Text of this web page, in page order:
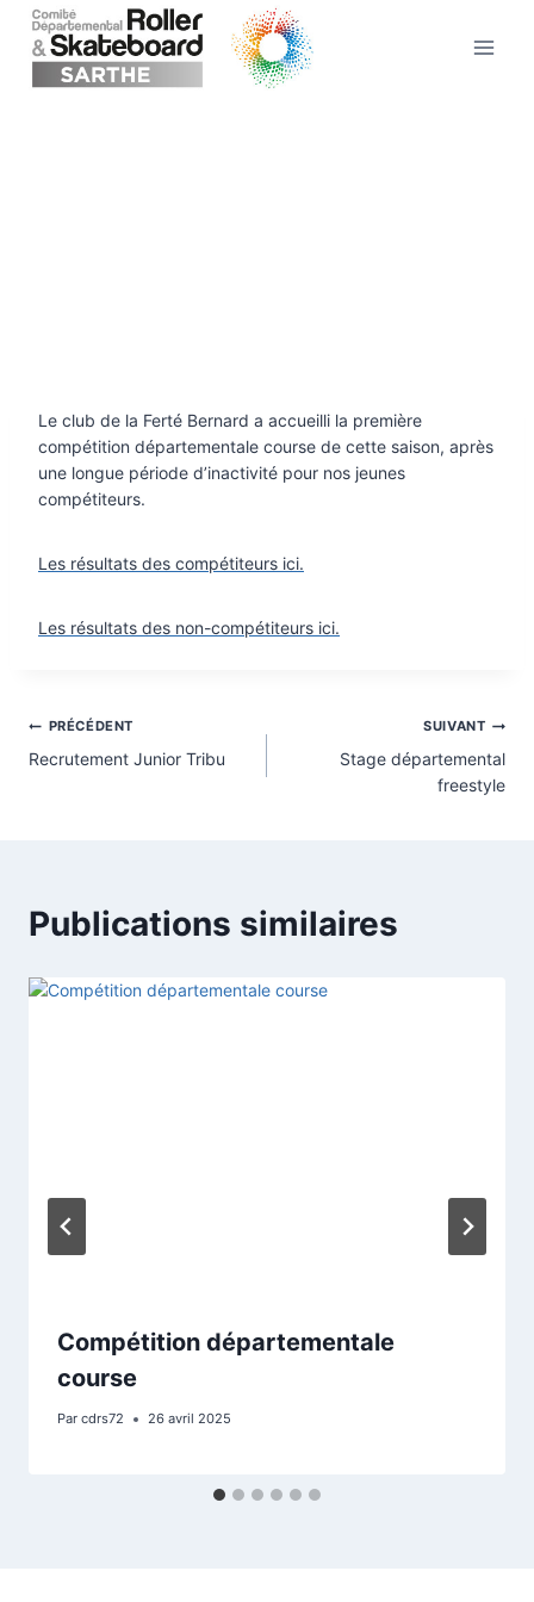
Aller
contenu
Le club de la Ferté Bernard a accueilli la première
compétition départementale course de cette saison, après
une longue période d’inactivité pour nos jeunes
compétiteurs.
Les résultats des compétiteurs ici.
Les résultats des non-compétiteurs ici.
Navigation
PRÉCÉDENT
Recrutement Junior Tribu
SUIVANT
Stage départemental
freestyle
Publications similaires
Compétition départementale
course
Par cdrs72 26 avril 2025